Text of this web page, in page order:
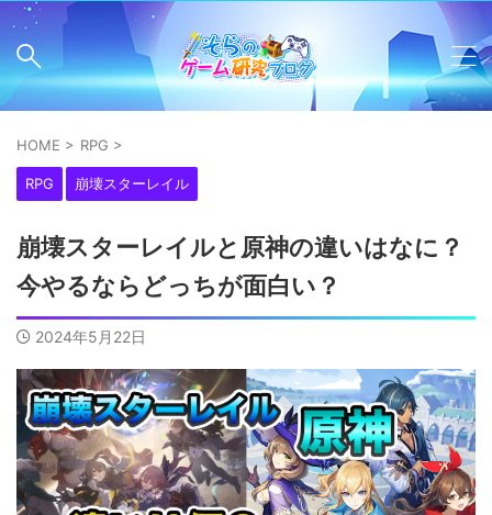
HOME > RPG >
RPG 崩壊スターレイル
崩壊スターレイルと原神の違いはなに？
今やるならどっちが面白い？
2024年5月22日